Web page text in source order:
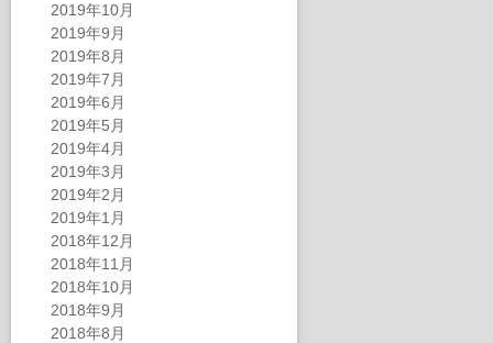
2019年10月
2019年9月
2019年8月
2019年7月
2019年6月
2019年5月
2019年4月
2019年3月
2019年2月
2019年1月
2018年12月
2018年11月
2018年10月
2018年9月
2018年8月